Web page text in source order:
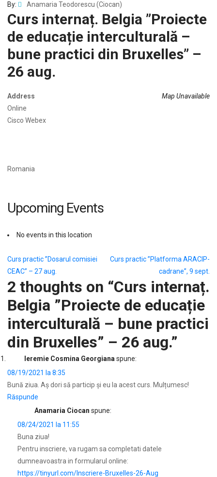
By: Anamaria Teodorescu (Ciocan)
Curs internaț. Belgia ”Proiecte
de educație interculturală –
bune practici din Bruxelles” –
26 aug.
Map Unavailable
Address
Online
Cisco Webex
Romania
Upcoming Events
No events in this location
Navigare
în
articole
Curs practic ”Dosarul comisiei
CEAC” – 27 aug.
Curs practic ”Platforma ARACIP-
cadrane”, 9 sept.
2 thoughts on “Curs internaț.
Belgia ”Proiecte de educație
interculturală – bune practici
din Bruxelles” – 26 aug.”
Ieremie Cosmina Georgiana spune:
08/19/2021 la 8:35
Bună ziua. Aș dori să particip și eu la acest curs. Mulțumesc!
Răspunde
Anamaria Ciocan spune:
08/24/2021 la 11:55
Buna ziua!
Pentru inscriere, va rugam sa completati datele
dumneavoastra in formularul online:
https://tinyurl.com/Inscriere-Bruxelles-26-Aug